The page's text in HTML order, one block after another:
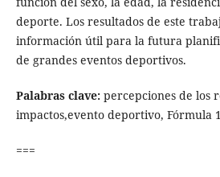
deporte. Los resultados de este
información útil para la futura
de grandes eventos deportivos.
Palabras clave:percepciones de los
impactos,evento deportivo, Fórmula
===